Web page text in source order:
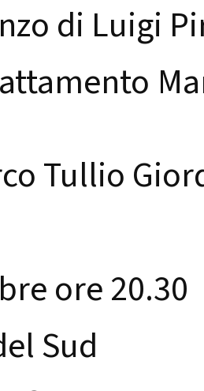
di Luigi
Tullio
ore 20.30
Sud